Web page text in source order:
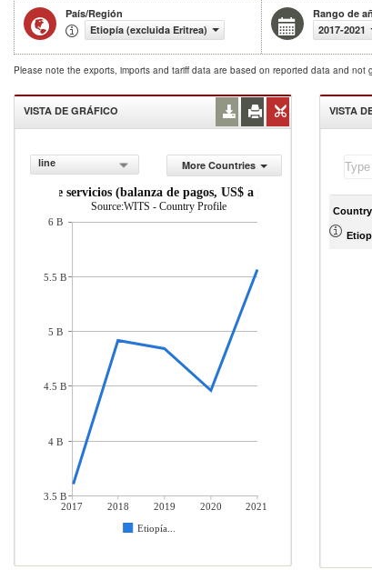
País/Región
Etiopía (excluida Eritrea)
Rango de
2017-2021
Please note the exports, imports and tariff data are based on reported data and not
VISTA DE GRÁFICO
line
More Countries
de servicios (balanza de pagos, US$ a precios actuales)
Source:WITS - Country Profile
2017 2018 2019 2020
2021
Etiopía...
6 B
5.5 B
5 B
4.5 B
4 B
3.5 B
VISTA